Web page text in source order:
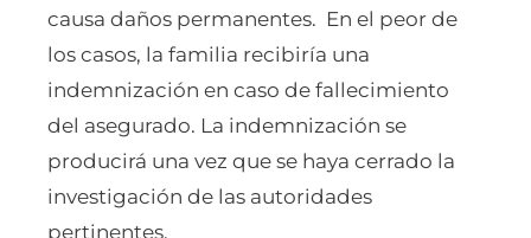
causa daños permanentes. En el peor de
los casos, la familia recibiría una
indemnización en caso de fallecimiento
del asegurado. La indemnización se
producirá una vez que se haya cerrado la
investigación de las autoridades
pertinentes.